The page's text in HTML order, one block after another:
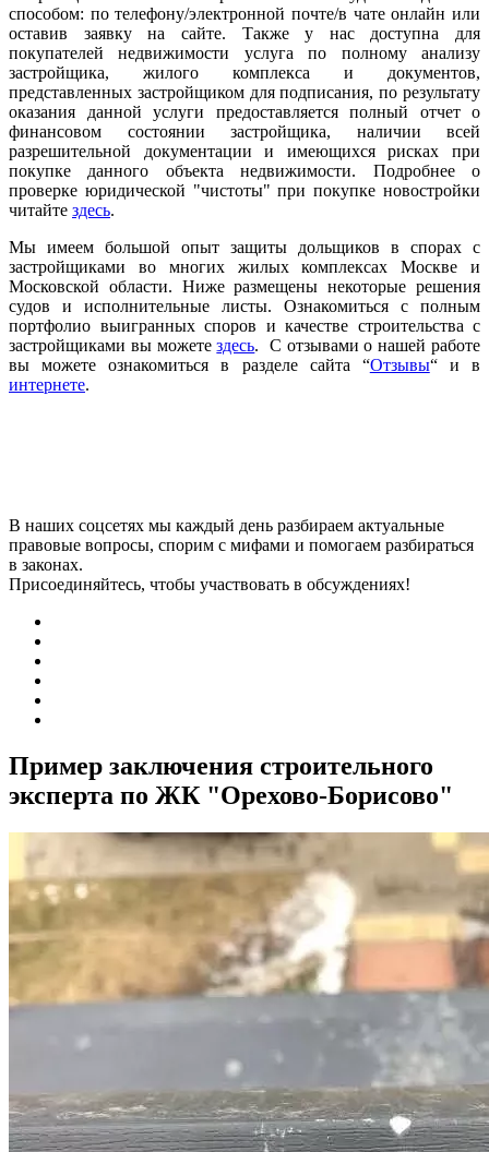
способом: по телефону/электронной почте/в чате онлайн или
оставив заявку на сайте. Также у нас доступна для
покупателей недвижимости услуга по полному анализу
застройщика, жилого комплекса и документов,
представленных застройщиком для подписания, по результату
оказания данной услуги предоставляется полный отчет о
финансовом состоянии застройщика, наличии всей
разрешительной документации и имеющихся рисках при
покупке данного объекта недвижимости. Подробнее о
проверке юридической "чистоты" при покупке новостройки
читайте здесь.
Мы имеем большой опыт защиты дольщиков в спорах с
застройщиками во многих жилых комплексах Москве и
Московской области. Ниже размещены некоторые решения
судов и исполнительные листы. Ознакомиться с полным
портфолио выигранных споров и качестве строительства с
застройщиками вы можетездесь. С отзывами о нашей работе
вы можете ознакомиться в разделе сайта “Отзывы“ и в
интернете.
В наших соцсетях мы каждый день разбираем актуальные
правовые вопросы, спорим с мифами и помогаем разбираться
в законах.
Присоединяйтесь, чтобы участвовать в обсуждениях!
Пример заключения строительного
эксперта по ЖК "Орехово-Борисово"